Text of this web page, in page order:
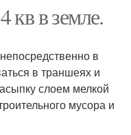
кв в земле.
в
в траншеях и
слоем мелкой
мусора и